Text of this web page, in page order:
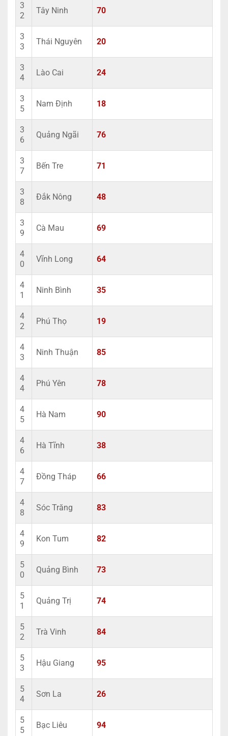
3
2
Tây Ninh 70
3
3
Thái Nguyên 20
3
4
Lào Cai 24
3
5
Nam Định 18
3
6
Quảng Ngãi 76
3
7
Bến Tre 71
3
8
Đắk Nông 48
3
9
Cà Mau 69
4
0
Vĩnh Long 64
4
1
Ninh Bình 35
4
2
Phú Thọ 19
4
3
Ninh Thuận 85
4
4
Phú Yên 78
4
5
Hà Nam 90
4
6
Hà Tĩnh 38
4
7
Đồng Tháp 66
4
8
Sóc Trăng 83
4
9
Kon Tum 82
5
0
Quảng Bình 73
5
1
Quảng Trị 74
5
2
Trà Vinh 84
5
3
Hậu Giang 95
5
4
Sơn La 26
5
5
Bạc Liêu 94